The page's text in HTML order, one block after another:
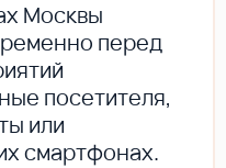
Москвы
перед
посетителя,
или
смартфонах.